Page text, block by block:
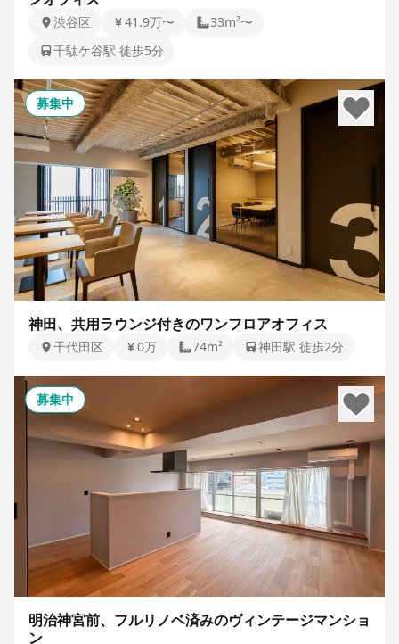
渋谷区 41.9万〜
33m²〜
千駄ケ谷駅 徒歩5分
募集中
神田、共用ラウンジ付きのワンフロアオフィス
千代田区 0万 74m² 神田駅 徒歩2分
募集中
明治神宮前、フルリノベ済みのヴィンテージマンショ
ン